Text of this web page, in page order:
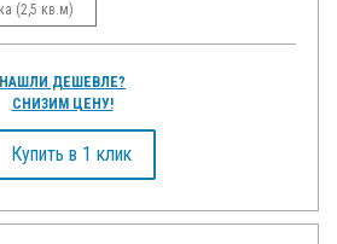
Упаковка (2,5 кв.м)
НАШЛИ ДЕШЕВЛЕ?
СНИЗИМ ЦЕНУ!
Купить в 1 клик